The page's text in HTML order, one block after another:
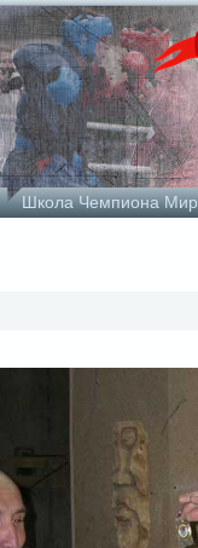
Школа Чемпиона